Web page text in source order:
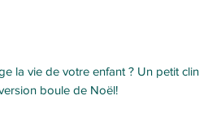
la vie de votre enfant ? Un petit clin
boule de Noël!